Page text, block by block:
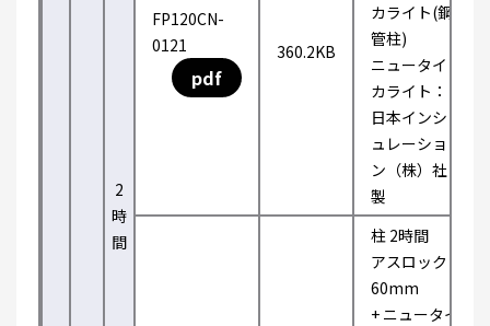
2
時
間
FP120CN-
0121
pdf
360.2KB
カライト(鋼
管柱)
ニュータイ
カライト：
日本インシ
ュレーショ
ン（株）社
製
柱 2時間
アスロック
60mm
+ ニュータイ